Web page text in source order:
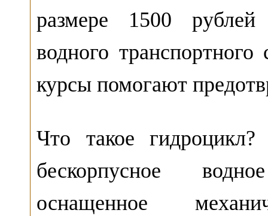
размере 1500
водного транспортного
курсы помогают
Что такое
бескорпусное
оснащенное